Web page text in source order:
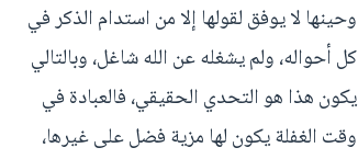
وحينها لا يوفق لقولها إلا من استدام الذكر في
كل أحواله، ولم يشغله عن الله شاغل، وبالتالي
يكون هذا هو التحدي الحقيقي، فالعبادة في
وقت الغفلة يكون لها مزية فضل على غيرها،